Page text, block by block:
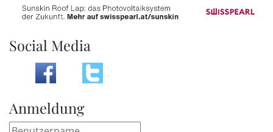
Social Media
Anmeldung